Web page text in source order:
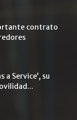
contrato
a Service’, su